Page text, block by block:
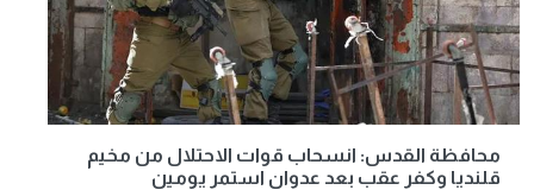
محافظة القدس: انسحاب قوات الاحتلال من مخيم
قلنديا وكفر عقب بعد عدوان استمر يومين